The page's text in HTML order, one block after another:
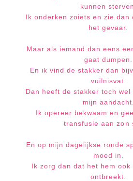
kunnen sterven.
Ik onderken zoiets en zie dan
het gevaar.
Maar als iemand dan eens
gaat dumpen.
En ik vind de stakker dan
vuilnisvat.
Dan heeft de stakker toch
mijn aandacht.
Ik opereer bekwaam en
transfusie aan zon
En op mijn dagelijkse ronde
moed in.
Ik zorg dan dat het hem ook
ontbreekt.